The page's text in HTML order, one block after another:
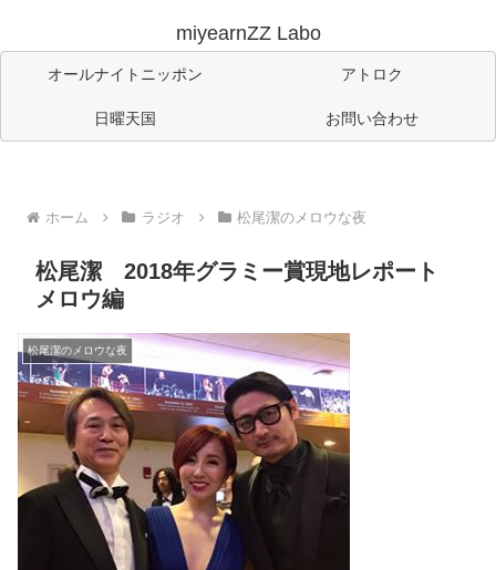
miyearnZZ Labo
オールナイトニッポン アトロク
日曜天国 お問い合わせ
ホーム ラジオ 松尾潔のメロウな夜
松尾潔 2018年グラミー賞現地レポート
メロウ編
松尾潔のメロウな夜